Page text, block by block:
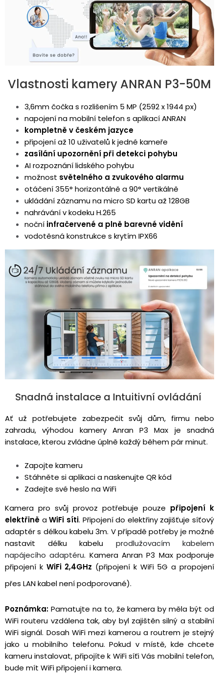
Vlastnosti kamery ANRAN P3-50M
3,6mm čočka s rozlišením 5 MP (2592 x 1944 px)
napojení na mobilní telefon s aplikací ANRAN
kompletně v českém jazyce
připojení až 10 uživatelů k jedné kameře
zasílání upozornění při detekci pohybu
AI rozpoznání lidského pohybu
možnost světelného a zvukového alarmu
otáčení 355° horizontálně a 90° vertikálně
ukládání záznamu na micro SD kartu až 128GB
nahrávání v kodeku H.265
noční infračervené a plně barevné vidění
vodotěsná konstrukce s krytím IPX66
Snadná instalace a Intuitivní ovládání
Ať už potřebujete zabezpečit svůj dům, firmu nebo
zahradu, výhodou kamery Anran P3 Max je snadná
instalace, kterou zvládne úplně každý běhempár minut.
Zapojte kameru
Stáhněte si aplikaci a naskenujte QR kód
Zadejte své heslo na WiFi
Kamera pro svůj provoz potřebuje pouze připojení k
elektřině aWiFi síti. Připojení do elektřiny zajišťuje síťový
adaptér s délkou kabelu 3m. V případě potřeby je možné
nastavit délku kabelu prodlužovacím kabelem
napájecího adaptéru. Kamera Anran P3 Max podporuje
připojení k WiFi 2,4GHz (připojení k WiFi 5G a propojení
přes LAN kabel není podporované).
Poznámka: Pamatujte na to, že kamera by měla být od
WiFi routeru vzdálena tak, aby byl zajištěn silný a stabilní
WiFi signál. Dosah WiFi mezi kamerou a routrem je stejný
jako u mobilního telefonu. Pokud v místě, kde chcete
kameru instalovat, připojíte k WiFi síťi Vás mobilní telefon,
bude mít WiFi připojení i kamera.